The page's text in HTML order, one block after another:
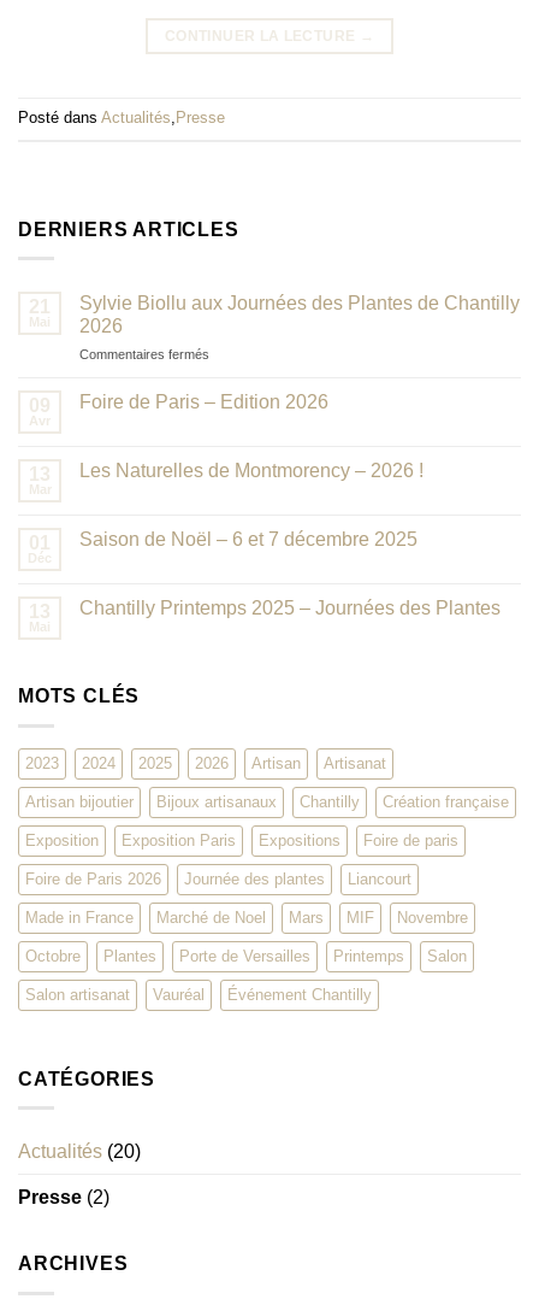
CONTINUER LA LECTURE →
Posté dans Actualités Presse
DERNIERS ARTICLES
21
Mai
Sylvie Biollu aux Journées des Plantes de Chantilly
2026
Commentaires fermés
Biollu
Plantes
2026
09
Avr
Foire de Paris – Edition 2026
13
Mar
Les Naturelles de Montmorency – 2026 !
01
Déc
Saison de Noël – 6 et 7 décembre 2025
13
Mai
Chantilly Printemps 2025 – Journées des Plantes
MOTS CLÉS
2023 2024 2025 2026 Artisan Artisanat
Artisan bijoutier Bijoux artisanaux Chantilly Création française
Exposition Exposition Paris Expositions Foire de paris
Foire de Paris 2026 Journée des plantes Liancourt
Made in France Marché de Noel Mars MIF Novembre
Octobre Plantes Porte de Versailles Printemps Salon
Salon artisanat Vauréal Événement Chantilly
CATÉGORIES
Actualités (20)
Presse (2)
ARCHIVES